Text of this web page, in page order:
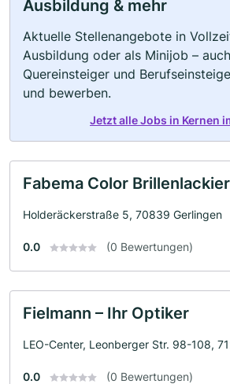
Ausbildung & mehr
Aktuelle Stellenangebote in
Ausbildung oder als Minijob –
Quereinsteiger und
und bewerben.
Jetzt alle Jobs in Kernen
Fabema Color
Holderäckerstraße 5, 70839 Gerlingen
0.0 (0 Bewertungen)
Fielmann – Ihr Optiker
LEO-Center, Leonberger Str. 98-108,
0.0 (0 Bewertungen)